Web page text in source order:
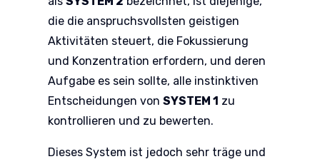
die die anspruchsvollsten geistigen
Aktivitäten steuert, die Fokussierung
und Konzentration erfordern, und deren
Aufgabe es sein sollte, alle instinktiven
Entscheidungen von SYSTEM 1 zu
kontrollieren und zu bewerten.
Dieses System ist jedoch sehr träge und